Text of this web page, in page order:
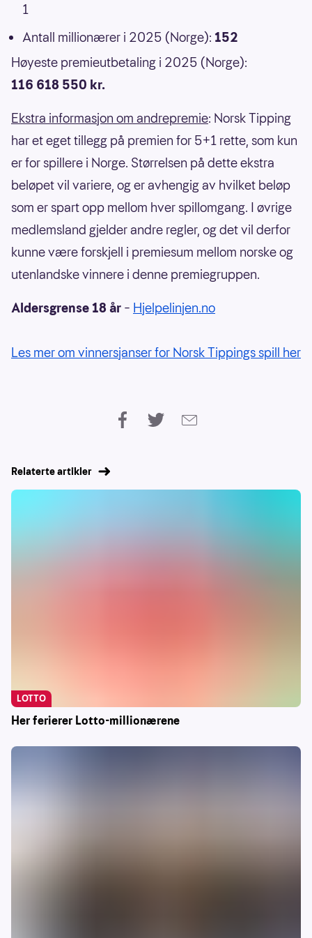
1
Antall millionærer i 2025 (Norge): 152
Høyeste premieutbetaling i 2025 (Norge):
116 618 550 kr.
Ekstra informasjon om andrepremie: Norsk Tipping
har et eget tillegg på premien for 5+1 rette, som kun
er for spillere i Norge. Størrelsen på dette ekstra
beløpet vil variere, og er avhengig av hvilket beløp
som er spart opp mellom hver spillomgang. I øvrige
medlemsland gjelder andre regler, og det vil derfor
kunne være forskjell i premiesum mellom norske og
utenlandske vinnere i denne premiegruppen.
Aldersgrense 18 år – Hjelpelinjen.no
Les mer om vinnersjanser for Norsk Tippings spill her
Relaterte artikler
Her ferierer Lotto-millionærene
LOTTO